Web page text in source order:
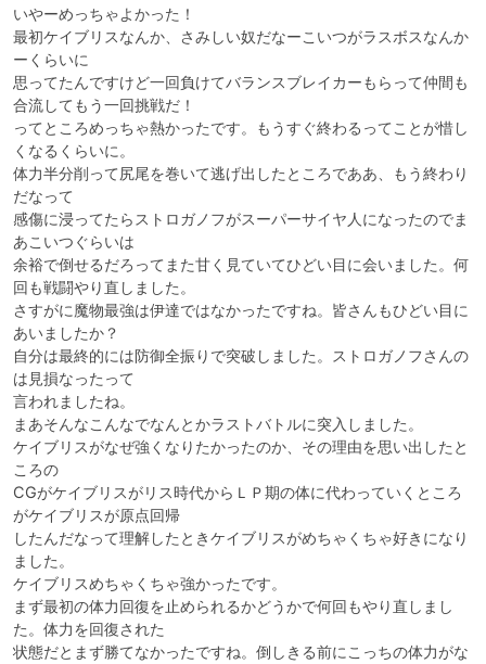
いやーめっちゃよかった！
最初ケイブリスなんか、さみしい奴だなーこいつがラスボスなんか
ーくらいに
思ってたんですけど一回負けてバランスブレイカーもらって仲間も
合流してもう一回挑戦だ！
ってところめっちゃ熱かったです。もうすぐ終わるってことが惜し
くなるくらいに。
体力半分削って尻尾を巻いて逃げ出したところでああ、もう終わり
だなって
感傷に浸ってたらストロガノフがスーパーサイヤ人になったのでま
あこいつぐらいは
余裕で倒せるだろってまた甘く見ていてひどい目に会いました。何
回も戦闘やり直しました。
さすがに魔物最強は伊達ではなかったですね。皆さんもひどい目に
あいましたか？
自分は最終的には防御全振りで突破しました。ストロガノフさんの
は見損なったって
言われましたね。
まあそんなこんなでなんとかラストバトルに突入しました。
ケイブリスがなぜ強くなりたかったのか、その理由を思い出したと
ころの
CGがケイブリスがリス時代からＬＰ期の体に代わっていくところ
がケイブリスが原点回帰
したんだなって理解したときケイブリスがめちゃくちゃ好きになり
ました。
ケイブリスめちゃくちゃ強かったです。
まず最初の体力回復を止められるかどうかで何回もやり直しまし
た。体力を回復された
状態だとまず勝てなかったですね。倒しきる前にこっちの体力がな